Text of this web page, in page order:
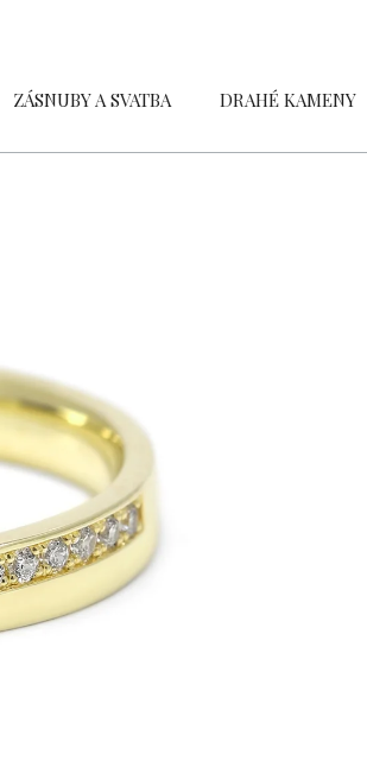
ZÁSNUBY A SVATBA DRAHÉ KAMENY